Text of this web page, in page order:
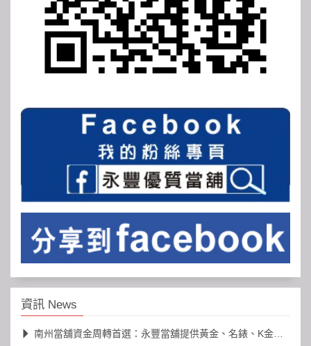
資訊 News
南州當舖資金周轉首選：永豐當舖提供黃金、名錶、K金高價典當